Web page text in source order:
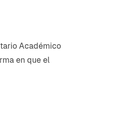
Académico
en que el